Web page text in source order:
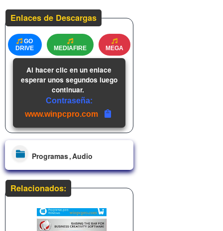
Enlaces de Descargas
GO
DRIVE
MEDIAFIRE MEGA
Al hacer clic en un enlace
esperar unos segundos luego
continuar.
Contraseña:
www.winpcpro.com
Programas Audio
Relacionados: